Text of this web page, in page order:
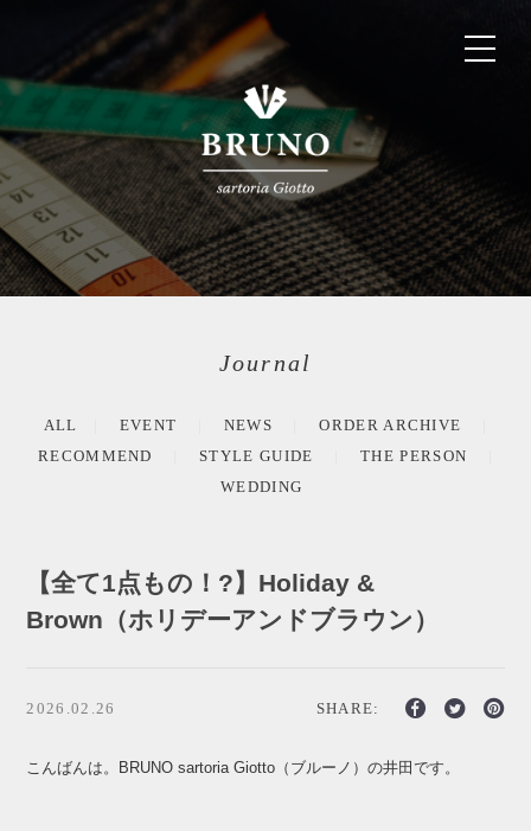
Journal
ALL EVENT NEWS
ORDER ARCHIVE
RECOMMEND
STYLE GUIDE
THE PERSON
WEDDING
【全て1点もの！?】Holiday &
Brown（ホリデーアンドブラウン）
2026.02.26 SHARE:
こんばんは。BRUNO sartoria Giotto（ブルーノ）の井田です。